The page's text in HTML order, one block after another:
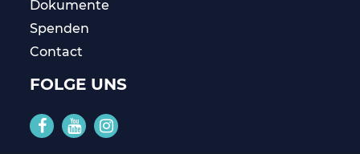
Dokumente
Spenden
Contact
FOLGE UNS